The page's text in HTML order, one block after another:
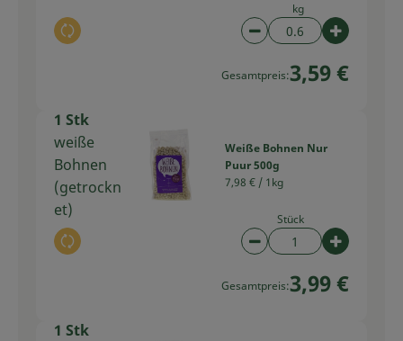
Auswahl ändern
kg
Artikelanzahl
Gesamtpreis:3,59 €
1 Stk
weiße
Bohnen
(getrockn
et)
Auswahl ändern
Weiße Bohnen Nur
Puur 500g
7,98 € / 1kg
Stück
Artikelanzahl
Gesamtpreis:3,99 €
1 Stk